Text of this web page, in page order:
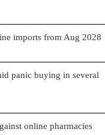
imports from Aug 2028
panic buying in several
online pharmacies